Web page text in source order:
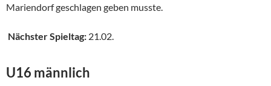
Mariendorf geschlagen geben musste.
Nächster Spieltag: 21.02.
U16 männlich